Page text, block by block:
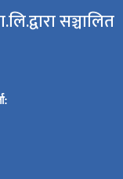
सञ्चालित